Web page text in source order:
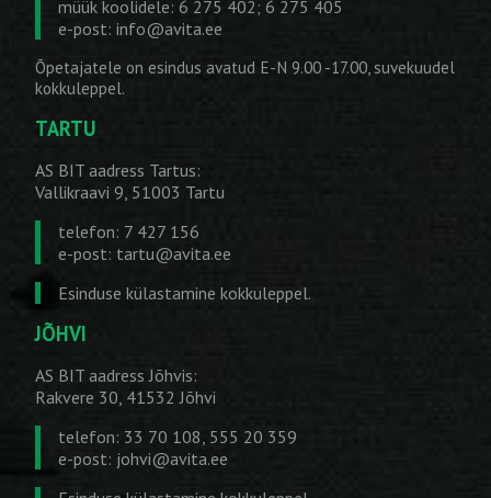
müük koolidele: 6 275 402; 6 275 405
e-post: info@avita.ee
Õpetajatele on esindus avatud E-N 9.00 -17.00, suvekuudel
kokkuleppel.
TARTU
AS BIT aadress Tartus:
Vallikraavi 9, 51003 Tartu
telefon: 7 427 156
e-post: tartu@avita.ee
Esinduse külastamine kokkuleppel.
JÕHVI
AS BIT aadress Jõhvis:
Rakvere 30, 41532 Jõhvi
telefon: 33 70 108, 555 20 359
e-post: johvi@avita.ee